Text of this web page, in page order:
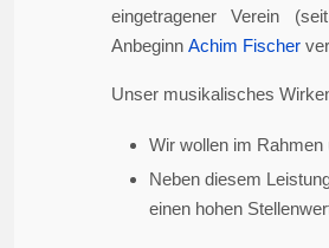
eingetragener Verein
Anbeginn Achim Fischer
Unser musikalisches
Wir wollen im
Neben diesem
einen hohen